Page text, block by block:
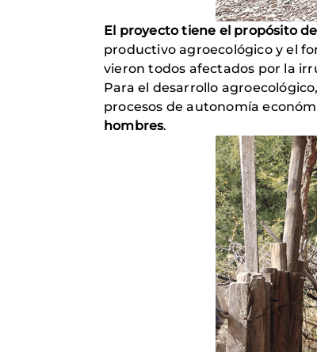
El proyecto tiene el propósito
productivo agroecológico y el
vieron todos afectados por la
Para el desarrollo
procesos de autonomía
hombres.